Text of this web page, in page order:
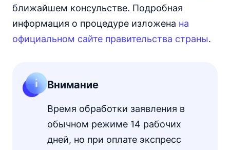
ближайшем консульстве. Подробная
информация о процедуре изложена на
официальном сайте правительства страны.
Внимание
Время обработки заявления в
обычном режиме 14 рабочих
дней, но при оплате экспресс